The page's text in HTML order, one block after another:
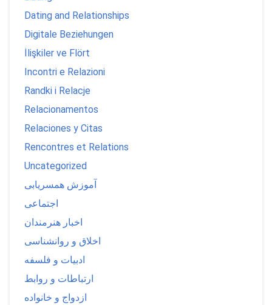
Dating and Relationships
Digitale Beziehungen
İlişkiler ve Flört
Incontri e Relazioni
Randki i Relacje
Relacionamentos
Relaciones y Citas
Rencontres et Relations
Uncategorized
آموزش همسریابی
اجتماعی
اخبار هنرمندان
اخلاق و روانشناسی
ادبیات و فلسفه
ارتباطات و روابط
ازدواج و خانواده